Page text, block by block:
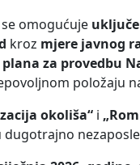
omogućuje
kroz mjere javnog
za provedbu
položaju
okoliša“ i